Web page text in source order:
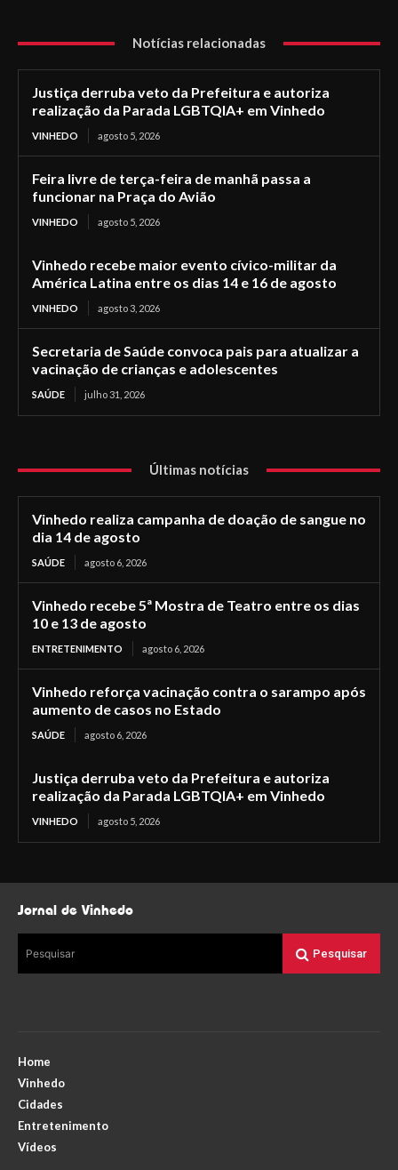
Notícias relacionadas
Justiça derruba veto da Prefeitura e autoriza
realização da Parada LGBTQIA+ em Vinhedo
VINHEDO agosto 5, 2026
Feira livre de terça-feira de manhã passa a
funcionar na Praça do Avião
VINHEDO agosto 5, 2026
Vinhedo recebe maior evento cívico-militar da
América Latina entre os dias 14 e 16 de agosto
VINHEDO agosto 3, 2026
Secretaria de Saúde convoca pais para atualizar a
vacinação de crianças e adolescentes
SAÚDE julho 31, 2026
Últimas notícias
Vinhedo realiza campanha de doação de sangue no
dia 14 de agosto
SAÚDE agosto 6, 2026
Vinhedo recebe 5ª Mostra de Teatro entre os dias
10 e 13 de agosto
ENTRETENIMENTO agosto 6, 2026
Vinhedo reforça vacinação contra o sarampo após
aumento de casos no Estado
SAÚDE agosto 6, 2026
Justiça derruba veto da Prefeitura e autoriza
realização da Parada LGBTQIA+ em Vinhedo
VINHEDO agosto 5, 2026
Jornal de Vinhedo
Pesquisar Pesquisar
Home
Vinhedo
Cidades
Entretenimento
Vídeos